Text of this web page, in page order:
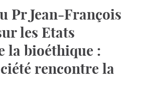
Pr Jean-François
les Etats
la bioéthique :
rencontre la